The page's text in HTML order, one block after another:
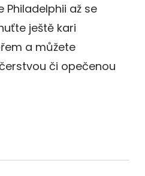
až se
ještě kari
a můžete
či opečenou